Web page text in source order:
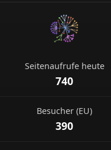
Seitenaufrufe heute
740
Besucher (EU)
390